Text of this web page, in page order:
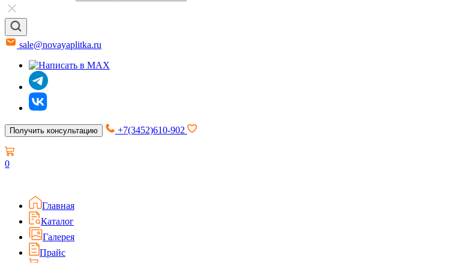
sale@novayaplitka.ru
Получить консультацию +7(3452)610-902
0
Главная
Каталог
Галерея
Прайс